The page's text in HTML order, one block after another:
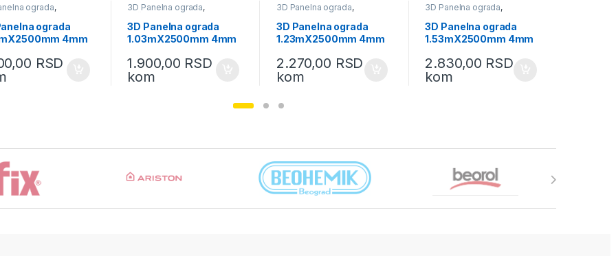
ograda,
ograde i
,Baštenski program
ograda
4mm
RSD
3D Panelna ograda,
Baštenske ograde i
oprema,Baštenski program
3D Panelna ograda
1.03mX2500mm 4mm
1.900,00 RSD
kom
3D Panelna ograda,
Baštenske ograde i
oprema,Baštenski program
3D Panelna ograda
1.23mX2500mm 4mm
2.270,00 RSD
kom
3D Panelna ograda,
Baštenske ograde i
oprema,Baštenski program
3D Panelna ograda
1.53mX2500mm 4mm
2.830,00 RSD
kom